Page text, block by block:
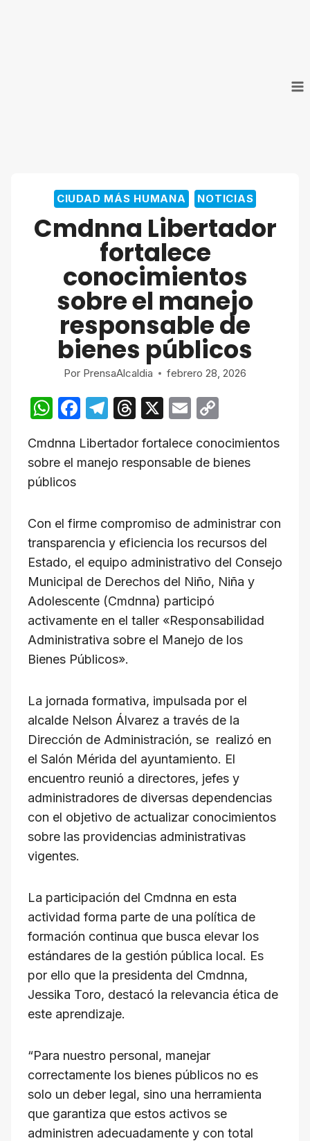
CIUDAD MÁS HUMANA NOTICIAS
Cmdnna Libertador
fortalece
conocimientos
sobre el manejo
responsable de
bienes públicos
Por PrensaAlcaldia febrero 28, 2026
W
at
s
p
p
F
c
e
o
o
k
T
e
gr
m
T
e
a
s
X
E
ail p
y
n
k
Cmdnna Libertador fortalece conocimientos
sobre el manejo responsable de bienes
públicos
Con el firme compromiso de administrar con
transparencia y eficiencia los recursos del
Estado, el equipo administrativo del Consejo
Municipal de Derechos del Niño, Niña y
Adolescente (Cmdnna) participó
activamente en el taller «Responsabilidad
Administrativa sobre el Manejo de los
Bienes Públicos».
La jornada formativa, impulsada por el
alcalde Nelson Álvarez a través de la
Dirección de Administración, se realizó en
el Salón Mérida del ayuntamiento. El
encuentro reunió a directores, jefes y
administradores de diversas dependencias
con el objetivo de actualizar conocimientos
sobre las providencias administrativas
vigentes.
La participación del Cmdnna en esta
actividad forma parte de una política de
formación continua que busca elevar los
estándares de la gestión pública local. Es
por ello que la presidenta del Cmdnna,
Jessika Toro, destacó la relevancia ética de
este aprendizaje.
“Para nuestro personal, manejar
correctamente los bienes públicos no es
solo un deber legal, sino una herramienta
que garantiza que estos activos se
administren adecuadamente y con total